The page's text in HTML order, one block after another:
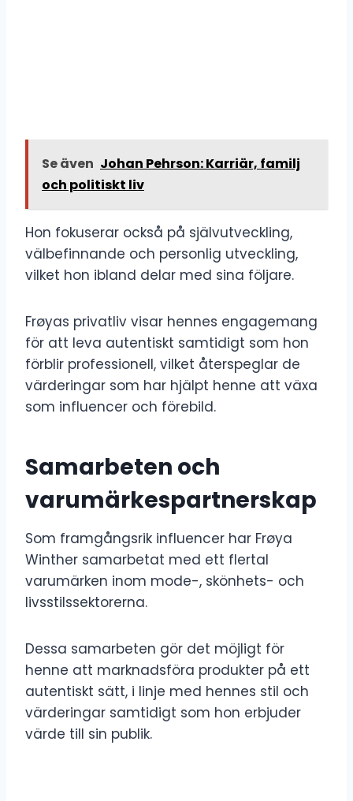
Se även Johan Pehrson: Karriär, familj
och politiskt liv
Hon fokuserar också på självutveckling,
välbefinnande och personlig utveckling,
vilket hon ibland delar med sina följare.
Frøyas privatliv visar hennes engagemang
för att leva autentiskt samtidigt som hon
förblir professionell, vilket återspeglar de
värderingar som har hjälpt henne att växa
som influencer och förebild.
Samarbeten och
varumärkespartnerskap
Som framgångsrik influencer har Frøya
Winther samarbetat med ett flertal
varumärken inom mode-, skönhets- och
livsstilssektorerna.
Dessa samarbeten gör det möjligt för
henne att marknadsföra produkter på ett
autentiskt sätt, i linje med hennes stil och
värderingar samtidigt som hon erbjuder
värde till sin publik.